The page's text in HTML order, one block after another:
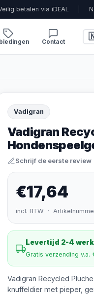
betalen via iDEAL
Contact
Vadigran
Vadigran
Schrijf de eerste review
€17,64
incl. BTW ·
Levertijd 2-4
Gratis verzending v.a.
Vadigran Recycled
knuffeldier met pieper,